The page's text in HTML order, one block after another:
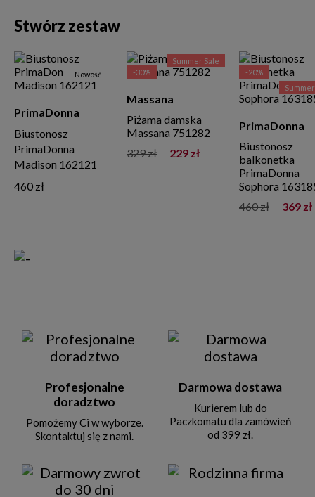
Stwórz zestaw
Nowość
PrimaDonna
Biustonosz
PrimaDonna
Madison 162121
460 zł
-30%
Summer Sale
Massana
Piżama damska
Massana 751282
329 zł
229 zł
-20%
PrimaDonna
Biustonosz
balkonetka
PrimaDonna
Sophora
460 zł
369 zł
Profesjonalne
doradztwo
Pomożemy Ci w wyborze.
Skontaktuj się z nami.
Darmowa dostawa
Kurierem lub do
Paczkomatu dla zamówień
od 399 zł.